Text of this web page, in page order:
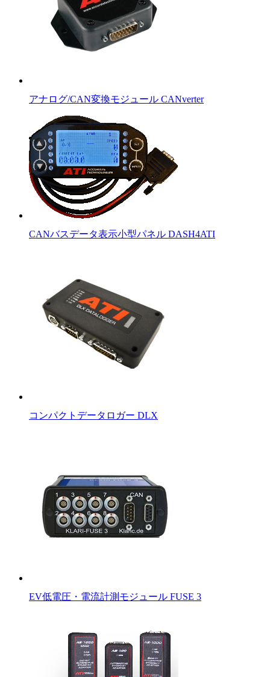
アナログ/CAN変換モジュール CANverter
CANバスデータ表示小型パネル DASH4ATI
コンパクトデータロガー DLX
EV低電圧・電流計測モジュール FUSE 3